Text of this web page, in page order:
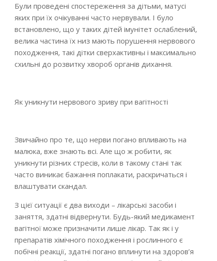
Були проведені спостереження за дітьми, матусі
яких при їх очікуванні часто нервували. І було
встановлено, що у таких дітей імунітет ослаблений,
велика частина їх низ мають порушення нервового
походження, такі дітки сверхактивны і максимально
схильні до розвитку хвороб органів дихання.
Як уникнути нервового зриву при вагітності
Звичайно про те, що нерви погано впливають на
малюка, вже знають всі. Але що ж робити, як
уникнути різних стресів, коли в такому стані так
часто виникає бажання поплакати, раскричаться і
влаштувати скандал.
З цієї ситуації є два виходи – лікарські засоби і
заняття, здатні відвернути. Будь-який медикамент
вагітної може призначити лише лікар. Так як і у
препаратів хімічного походження і рослинного є
побічні реакції, здатні погано вплинути на здоров’я